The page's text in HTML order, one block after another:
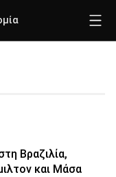
Βραζιλία,
και Μάσα